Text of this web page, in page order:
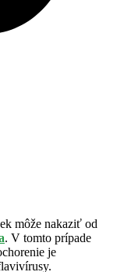
môže nakaziť od
. V tomto prípade
je